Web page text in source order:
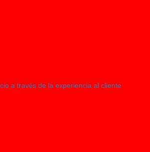
a través de la experiencia al cliente